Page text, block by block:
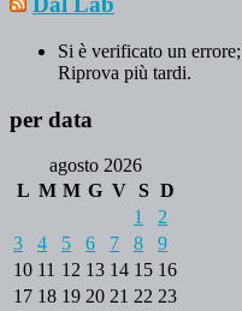
Si è verificato un
Riprova più tardi.
per data
agosto 2026
L M M G V S D
1
2
3
4 5 6 7 8
9
10 11 12 13 14 15 16
17 18 19 20 21 22 23